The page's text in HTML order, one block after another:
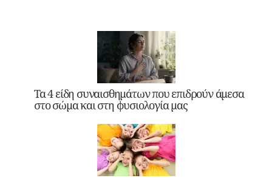
Τα 4 είδη συναισθημάτων που επιδρούν άμεσα
στο σώμα και στη φυσιολογία μας